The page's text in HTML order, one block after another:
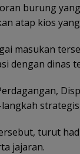
burung
atap kios
masukan
dengan dinas
turut
jajaran.